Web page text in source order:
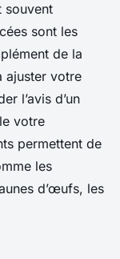
souvent
sont les
de la
ajuster votre
l’avis d’un
votre
permettent de
les
d’œufs, les